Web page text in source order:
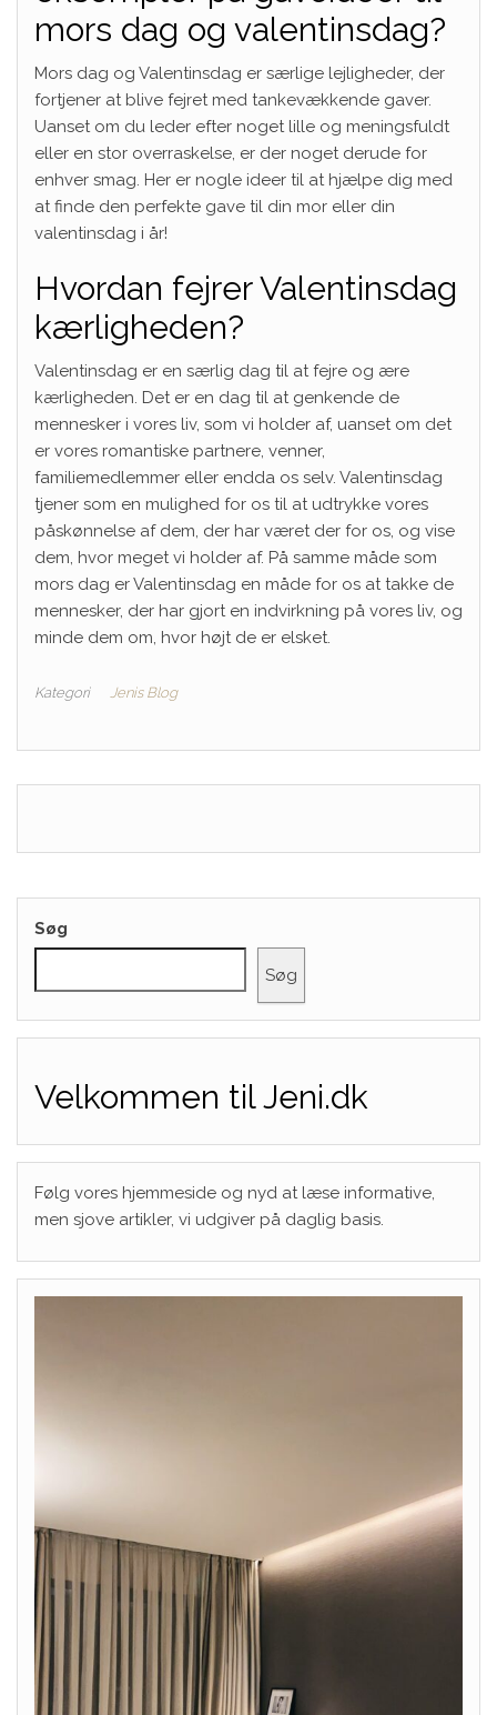
mors dag og valentinsdag?
Mors dag og Valentinsdag er særlige lejligheder, der
fortjener at blive fejret med tankevækkende gaver.
Uanset om du leder efter noget lille og meningsfuldt
eller en stor overraskelse, er der noget derude for
enhver smag. Her er nogle ideer til at hjælpe dig med
at finde den perfekte gave til din mor eller din
valentinsdag i år!
Hvordan fejrer Valentinsdag
kærligheden?
Valentinsdag er en særlig dag til at fejre og ære
kærligheden. Det er en dag til at genkende de
mennesker i vores liv, som vi holder af, uanset om det
er vores romantiske partnere, venner,
familiemedlemmer eller endda os selv. Valentinsdag
tjener som en mulighed for os til at udtrykke vores
påskønnelse af dem, der har været der for os, og vise
dem, hvor meget vi holder af. På samme måde som
mors dag er Valentinsdag en måde for os at takke de
mennesker, der har gjort en indvirkning på vores liv, og
minde dem om, hvor højt de er elsket.
Kategori Jenis Blog
Søg
Søg
Velkommen til Jeni.dk
Følg vores hjemmeside og nyd at læse informative,
men sjove artikler, vi udgiver på daglig basis.